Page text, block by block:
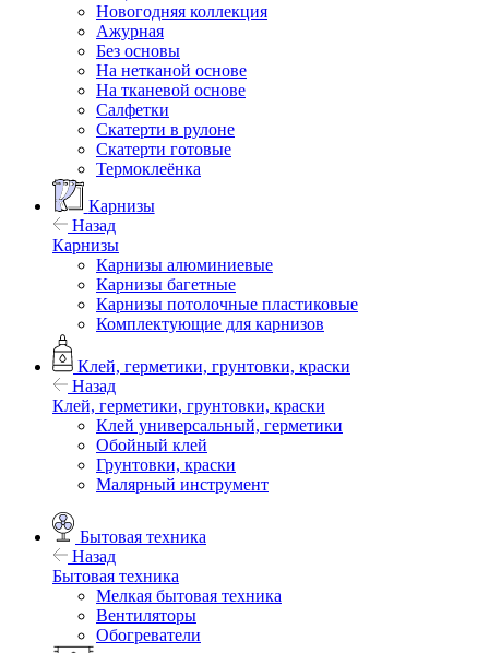
Новогодняя коллекция
Ажурная
Без основы
На нетканой основе
На тканевой основе
Салфетки
Скатерти в рулоне
Скатерти готовые
Термоклеёнка
Карнизы
Назад
Карнизы
Карнизы алюминиевые
Карнизы багетные
Карнизы потолочные пластиковые
Комплектующие для карнизов
Клей, герметики, грунтовки, краски
Назад
Клей, герметики, грунтовки, краски
Клей универсальный, герметики
Обойный клей
Грунтовки, краски
Малярный инструмент
Бытовая техника
Назад
Бытовая техника
Мелкая бытовая техника
Вентиляторы
Обогреватели